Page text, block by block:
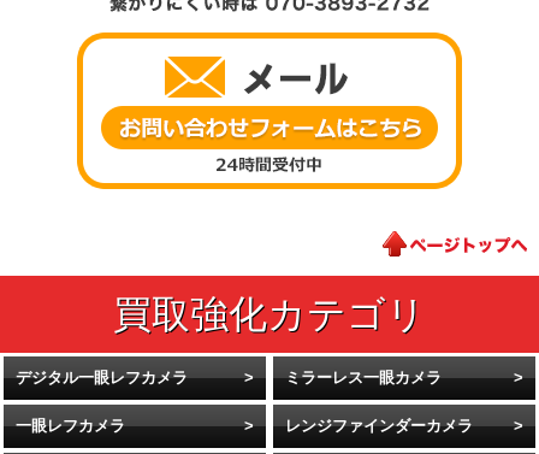
デジタル一眼レフカメラ ミラーレス一眼カメラ
一眼レフカメラ レンジファインダーカメラ